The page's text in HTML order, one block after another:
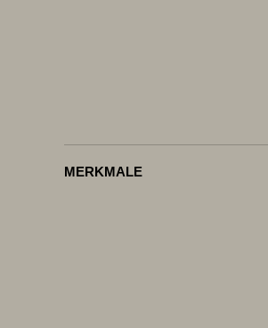
MERKMALE